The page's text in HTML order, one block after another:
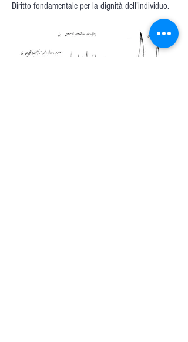
Diritto fondamentale per la dignità dell’individuo.